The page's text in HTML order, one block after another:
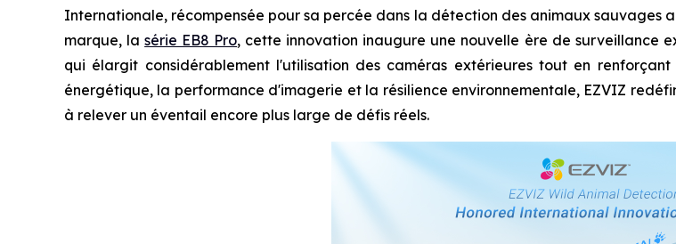
Internationale, récompensée pour sa percée dans la détection des animaux
marque, lasérie EB8 Pro, cette innovation inaugure une nouvelle ère de surveillance
qui élargit considérablement l'utilisation des caméras extérieures tout en
énergétique, la performance d'imagerie et la résilience environnementale, EZVIZ
à relever un éventail encore plus large de défis réels.